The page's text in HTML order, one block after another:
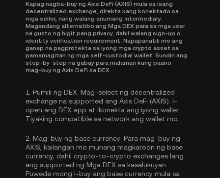
Kapag nagba-buy ng Axis DeFi (AXIS) mula sa isang
decentralized exchange, direkta kang konektado sa
mga seller, nang walang anumang intermediary.
Magandang alternatibo ang Mga DEX para sa mga user
na gusto ng higit pang privacy, dahil walang sign-up o
identity verification requirement. Napapanatili mo ang
ganap na pagprotekta sa iyong mga crypto asset sa
pamamagitan ng mga self-custodial wallet. Sundin ang
step-by-step na gabay para malaman kung paano
mag-buy ng Axis DeFi sa DEX.
1. Pumili ng DEX: Mag-select ng decentralized
exchange na supported ang Axis DeFi (AXIS). I-
open ang DEX app at ikonekta ang iyong wallet.
Tiyaking compatible sa network ang wallet mo.
2. Mag-buy ng base currency: Para mag-buy ng
AXIS, kailangan mo munang magkaroon ng base
currency, dahil crypto-to-crypto exchanges lang
ang supported ng Mga DEX sa kasalukuyan.
Puwede mong i-buy ang base currency mula sa